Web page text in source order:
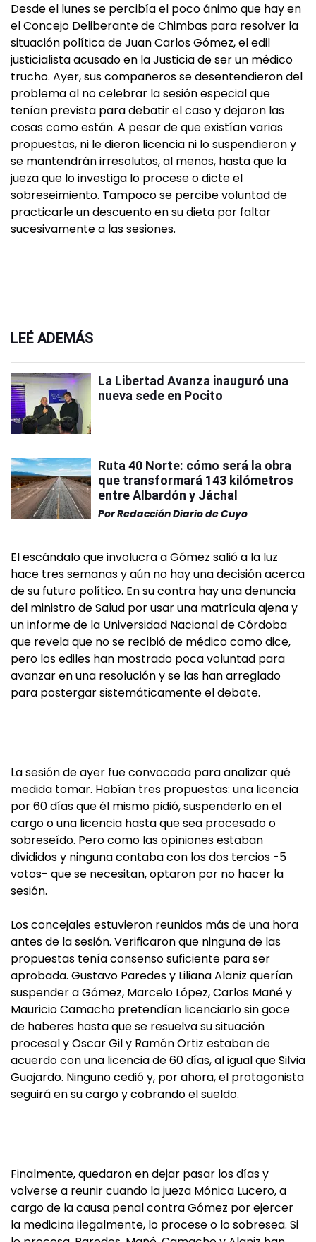
Desde el lunes se percibía el poco ánimo que hay en
el Concejo Deliberante de Chimbas para resolver la
situación política de Juan Carlos Gómez, el edil
justicialista acusado en la Justicia de ser un médico
trucho. Ayer, sus compañeros se desentendieron del
problema al no celebrar la sesión especial que
tenían prevista para debatir el caso y dejaron las
cosas como están. A pesar de que existían varias
propuestas, ni le dieron licencia ni lo suspendieron y
se mantendrán irresolutos, al menos, hasta que la
jueza que lo investiga lo procese o dicte el
sobreseimiento. Tampoco se percibe voluntad de
practicarle un descuento en su dieta por faltar
sucesivamente a las sesiones.
LEÉ ADEMÁS
La Libertad Avanza inauguró una
nueva sede en Pocito
Ruta 40 Norte: cómo será la obra
que transformará 143 kilómetros
entre Albardón y Jáchal
PorRedacción Diario de Cuyo
El escándalo que involucra a Gómez salió a la luz
hace tres semanas y aún no hay una decisión acerca
de su futuro político. En su contra hay una denuncia
del ministro de Salud por usar una matrícula ajena y
un informe de la Universidad Nacional de Córdoba
que revela que no se recibió de médico como dice,
pero los ediles han mostrado poca voluntad para
avanzar en una resolución y se las han arreglado
para postergar sistemáticamente el debate.
La sesión de ayer fue convocada para analizar qué
medida tomar. Habían tres propuestas: una licencia
por 60 días que él mismo pidió, suspenderlo en el
cargo o una licencia hasta que sea procesado o
sobreseído. Pero como las opiniones estaban
divididos y ninguna contaba con los dos tercios -5
votos- que se necesitan, optaron por no hacer la
sesión.
Los concejales estuvieron reunidos más de una hora
antes de la sesión. Verificaron que ninguna de las
propuestas tenía consenso suficiente para ser
aprobada. Gustavo Paredes y Liliana Alaniz querían
suspender a Gómez, Marcelo López, Carlos Mañé y
Mauricio Camacho pretendían licenciarlo sin goce
de haberes hasta que se resuelva su situación
procesal y Oscar Gil y Ramón Ortiz estaban de
acuerdo con una licencia de 60 días, al igual que Silvia
Guajardo. Ninguno cedió y, por ahora, el protagonista
seguirá en su cargo y cobrando el sueldo.
Finalmente, quedaron en dejar pasar los días y
volverse a reunir cuando la jueza Mónica Lucero, a
cargo de la causa penal contra Gómez por ejercer
la medicina ilegalmente, lo procese o lo sobresea. Si